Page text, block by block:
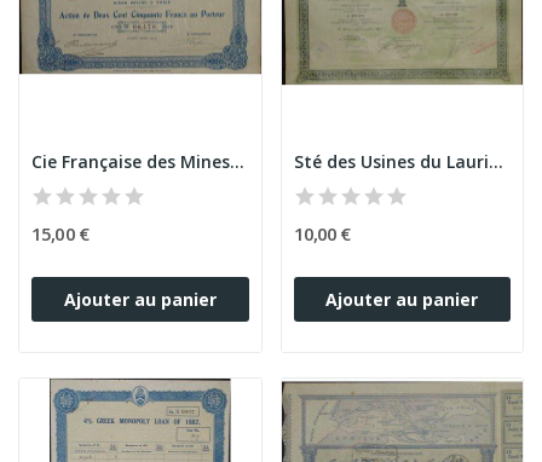
Cie Française des Mines du Laurium
15,00 €
Ajouter au panier
Sté des Usines du Laurium (1 Act 30 Drachmes)
10,00 €
Ajouter au panier